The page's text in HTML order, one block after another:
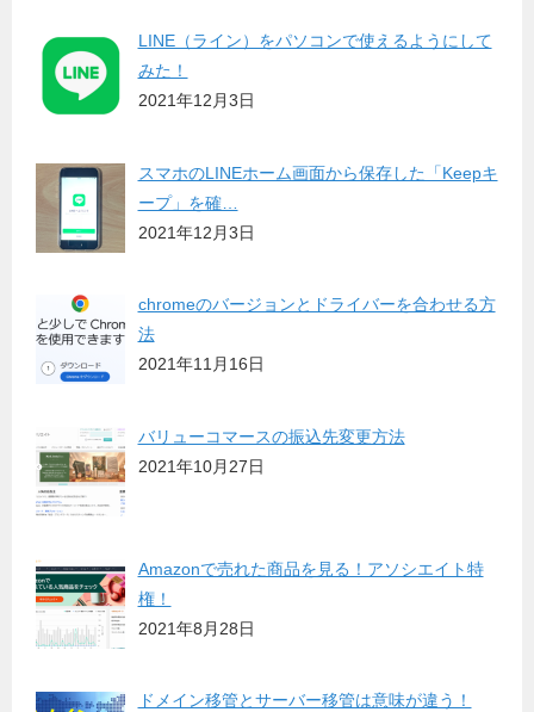
LINE（ライン）をパソコンで使えるようにして
みた！
2021年12月3日
スマホのLINEホーム画面から保存した「Keepキ
ープ」を確…
2021年12月3日
chromeのバージョンとドライバーを合わせる方
法
2021年11月16日
バリューコマースの振込先変更方法
2021年10月27日
Amazonで売れた商品を見る！アソシエイト特
権！
2021年8月28日
ドメイン移管とサーバー移管は意味が違う！